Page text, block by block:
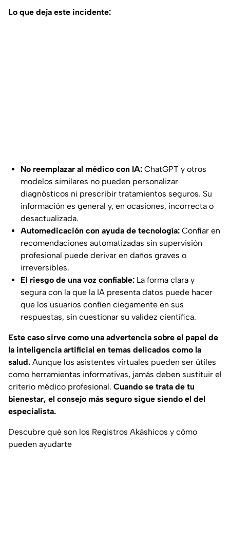
Lo que deja este incidente:
No reemplazar al médico con IA: ChatGPT y otros
modelos similares no pueden personalizar
diagnósticos ni prescribir tratamientos seguros. Su
información es general y, en ocasiones, incorrecta o
desactualizada.
Automedicación con ayuda de tecnología: Confiar en
recomendaciones automatizadas sin supervisión
profesional puede derivar en daños graves o
irreversibles.
El riesgo de una voz confiable: La forma clara y
segura con la que la IA presenta datos puede hacer
que los usuarios confíen ciegamente en sus
respuestas, sin cuestionar su validez científica.
Este caso sirve como una advertencia sobre el papel de
la inteligencia artificial en temas delicados como la
salud. Aunque los asistentes virtuales pueden ser útiles
como herramientas informativas, jamás deben sustituir el
criterio médico profesional. Cuando se trata de tu
bienestar, el consejo más seguro sigue siendo el del
especialista.
Descubre qué son los Registros Akáshicos y cómo
pueden ayudarte